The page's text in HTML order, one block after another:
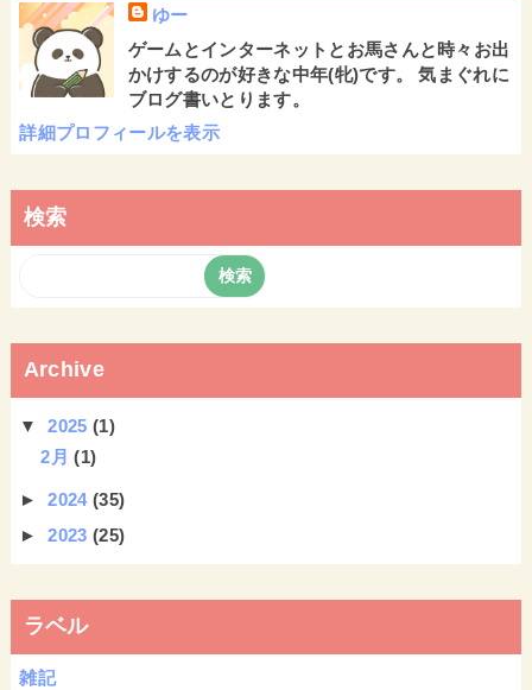
ゆー
ゲームとインターネットとお馬さんと時々お出
かけするのが好きな中年(牝)です。 気まぐれに
ブログ書いとります。
詳細プロフィールを表示
検索
Archive
▼2025(1)
2月(1)
►2024(35)
►2023(25)
ラベル
雑記